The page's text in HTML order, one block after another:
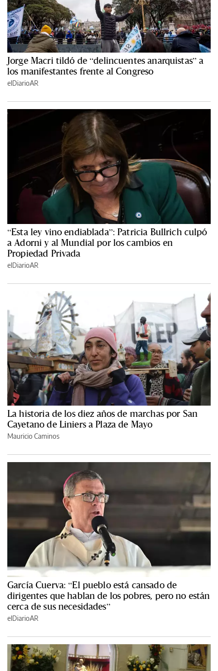
Jorge Macri tildó de “delincuentes anarquistas” a
los manifestantes frente al Congreso
elDiarioAR
“Esta ley vino endiablada”: Patricia Bullrich culpó
a Adorni y al Mundial por los cambios en
Propiedad Privada
elDiarioAR
La historia de los diez años de marchas por San
Cayetano de Liniers a Plaza de Mayo
Mauricio Caminos
García Cuerva: “El pueblo está cansado de
dirigentes que hablan de los pobres, pero no están
cerca de sus necesidades”
elDiarioAR